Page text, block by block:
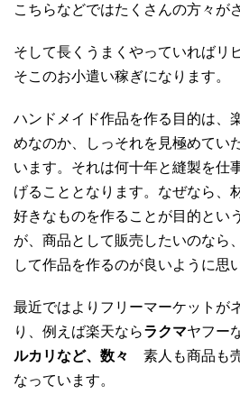
こちらなどではたくさんの方々が
そして長くうまくやっていればリ
そこのお小遣い稼ぎになります。
ハンドメイド作品を作る目的は、
めなのか、しっそれを見極めてい
います。それは何十年と縫製を仕
げることとなります。なぜなら、
好きなものを作ることが目的とい
が、商品として販売したいのなら
して作品を作るのが良いように思
最近ではよりフリーマーケットが
り、例えば楽天ならラクマヤフー
ルカリなど、数々 素人も商品も
なっています。